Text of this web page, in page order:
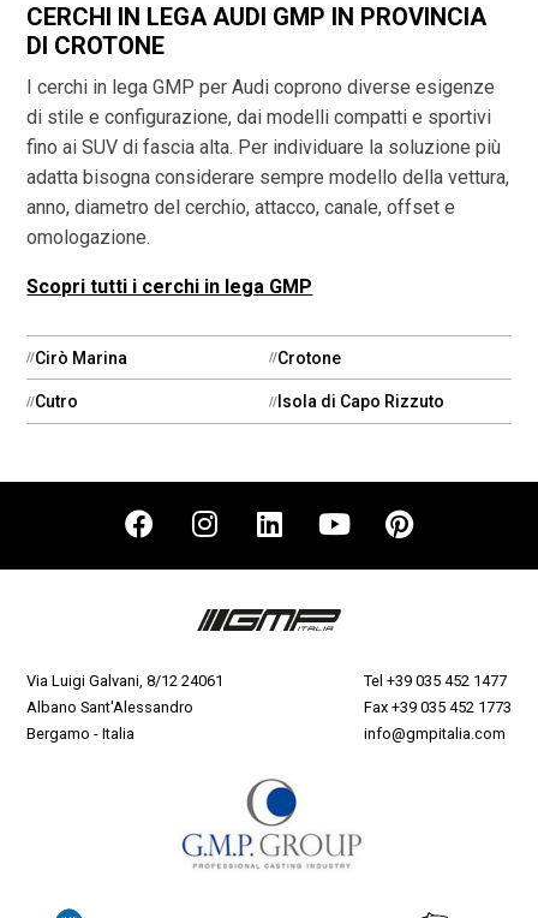
CERCHI IN LEGA AUDI GMP IN PROVINCIA
DI CROTONE
I cerchi in lega GMP per Audi coprono diverse esigenze
di stile e configurazione, dai modelli compatti e sportivi
fino ai SUV di fascia alta. Per individuare la soluzione più
adatta bisogna considerare sempre modello della vettura,
anno, diametro del cerchio, attacco, canale, offset e
omologazione.
Scopri tutti i cerchi in lega GMP
Cirò Marina Crotone
Cutro Isola di Capo Rizzuto
Via Luigi Galvani, 8/12 24061
Albano Sant'Alessandro
Bergamo - Italia
Tel +39 035 452 1477
Fax +39 035 452 1773
info@gmpitalia.com